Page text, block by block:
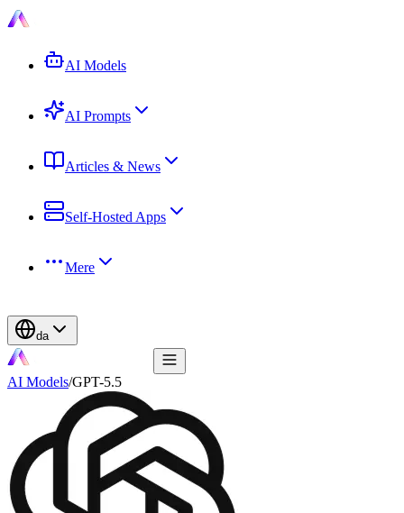
AI Models
AI Prompts
Articles & News
Self-Hosted Apps
Mere
da
AI Models/GPT-5.5